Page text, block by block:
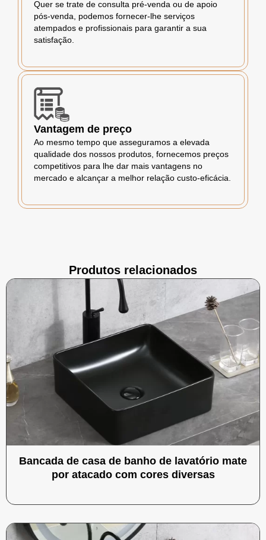
Quer se trate de consulta pré-venda ou de apoio
pós-venda, podemos fornecer-lhe serviços
atempados e profissionais para garantir a sua
satisfação.
Vantagem de preço
Ao mesmo tempo que asseguramos a elevada
qualidade dos nossos produtos, fornecemos preços
competitivos para lhe dar mais vantagens no
mercado e alcançar a melhor relação custo-eficácia.
Produtos relacionados
Bancada de casa de banho de lavatório mate
por atacado com cores diversas